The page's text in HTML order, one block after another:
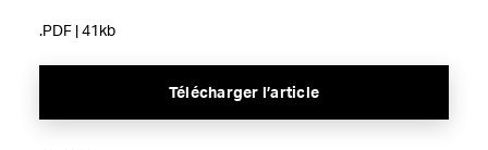
.PDF | 41kb
Télécharger l’article